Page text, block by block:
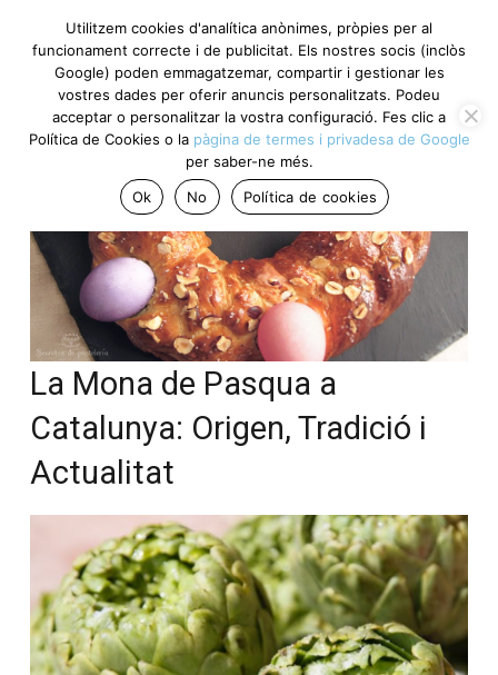
La Mona de Pasqua a
Catalunya: Origen, Tradició i
Actualitat
Utilitzem cookies d'analítica anònimes, pròpies per al
funcionament correcte i de publicitat. Els nostres socis
(inclòs Google) poden emmagatzemar, compartir i gestionar
les vostres dades per oferir anuncis personalitzats. Podeu
acceptar o personalitzar la vostra configuració. Fes clic a
Política de Cookies o lapàgina de termes i privadesa de
Googleper saber-ne més.
Ok
No Política de cookies